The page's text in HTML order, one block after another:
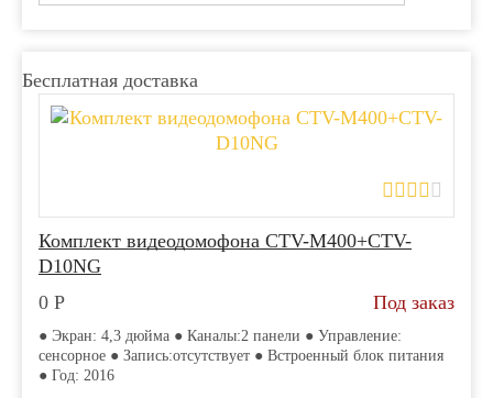
Бесплатная доставка
Комплект видеодомофона CTV-M400+CTV-
D10NG
0 Р Под заказ
● Экран: 4,3 дюйма ● Каналы:2 панели ● Управление:
сенсорное ● Запись:отсутствует ● Встроенный блок питания
● Год: 2016